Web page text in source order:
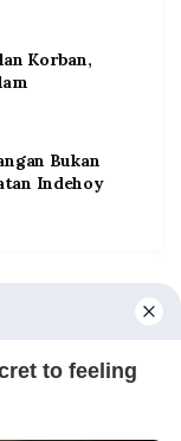
Korban,
Bukan
Indehoy
Media Siber